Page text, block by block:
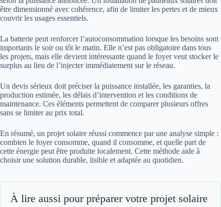
être dimensionné avec cohérence, afin de limiter les pertes et de mieux
couvrir les usages essentiels.
La batterie peut renforcer l’autoconsommation lorsque les besoins sont
importants le soir ou tôt le matin. Elle n’est pas obligatoire dans tous
les projets, mais elle devient intéressante quand le foyer veut stocker le
surplus au lieu de l’injecter immédiatement sur le réseau.
Un devis sérieux doit préciser la puissance installée, les garanties, la
production estimée, les délais d’intervention et les conditions de
maintenance. Ces éléments permettent de comparer plusieurs offres
sans se limiter au prix total.
En résumé, un projet solaire réussi commence par une analyse simple :
combien le foyer consomme, quand il consomme, et quelle part de
cette énergie peut être produite localement. Cette méthode aide à
choisir une solution durable, lisible et adaptée au quotidien.
À lire aussi pour préparer votre projet solaire